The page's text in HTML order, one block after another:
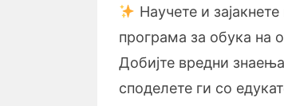
Научете и
програма за обука на
Добијте вредни
споделете ги со